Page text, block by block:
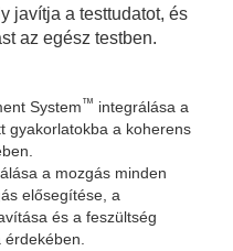
javítja a testtudatot, és
az egész testben.
System™ integrálása a
gyakorlatokba a koherens
a mozgás minden
elősegítése, a
és a feszültség